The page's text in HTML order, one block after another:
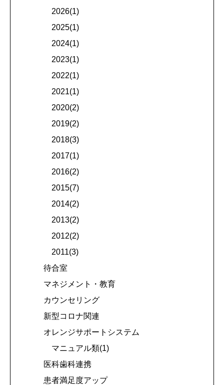
2026(1)
2025(1)
2024(1)
2023(1)
2022(1)
2021(1)
2020(2)
2019(2)
2018(3)
2017(1)
2016(2)
2015(7)
2014(2)
2013(2)
2012(2)
2011(3)
待合室
マネジメント・教育
カウンセリング
新型コロナ関連
オレンジサポートシステム
マニュアル類(1)
医科歯科連携
患者満足度アップ